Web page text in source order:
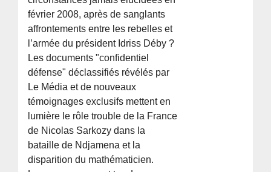
février 2008, après de sanglants
affrontements entre les rebelles et
l’armée du président Idriss Déby ?
Les documents "confidentiel
défense" déclassifiés révélés par
Le Média et de nouveaux
témoignages exclusifs mettent en
lumière le rôle trouble de la France
de Nicolas Sarkozy dans la
bataille de Ndjamena et la
disparition du mathématicien.